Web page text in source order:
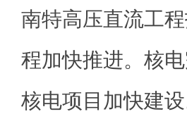
南特高压直流工
程加快推进。核
核电项目加快建